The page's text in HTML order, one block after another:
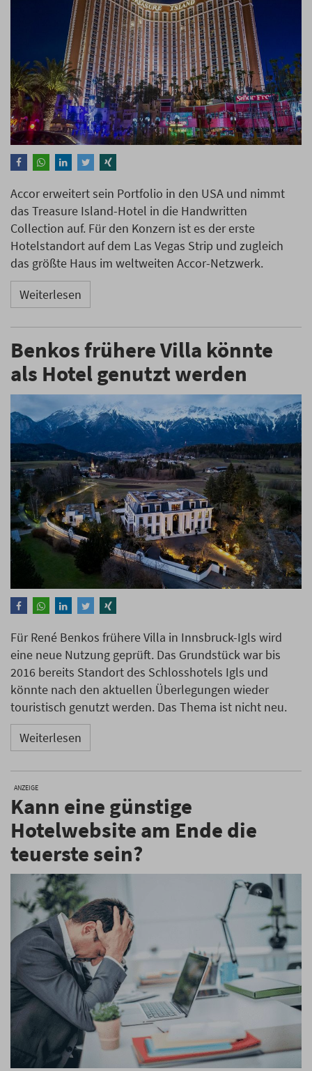
Accor erweitert sein Portfolio in den USA und nimmt
das Treasure Island-Hotel in die Handwritten
Collection auf. Für den Konzern ist es der erste
Hotelstandort auf dem Las Vegas Strip und zugleich
das größte Haus im weltweiten Accor-Netzwerk.
Weiterlesen
Benkos frühere Villa könnte
als Hotel genutzt werden
Für René Benkos frühere Villa in Innsbruck-Igls wird
eine neue Nutzung geprüft. Das Grundstück war bis
2016 bereits Standort des Schlosshotels Igls und
könnte nach den aktuellen Überlegungen wieder
touristisch genutzt werden. Das Thema ist nicht neu.
Weiterlesen
ANZEIGE
Kann eine günstige
Hotelwebsite am Ende die
teuerste sein?